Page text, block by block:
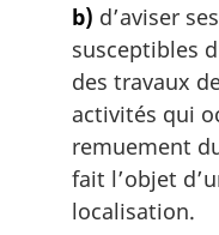
b) d’aviser
susceptibles
des travaux
activités qui
remuement
fait l’objet
localisation.